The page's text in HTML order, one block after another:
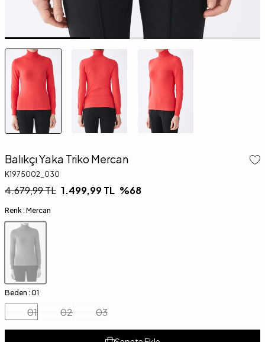
Balıkçı Yaka Triko Mercan
K1975002_030
4.679,99TL 1.499,99TL %68
Renk : Mercan
Beden : 01
01 02 03